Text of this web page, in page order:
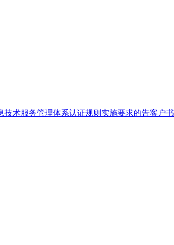
术服务管理体系认证规则实施要求的告客户书